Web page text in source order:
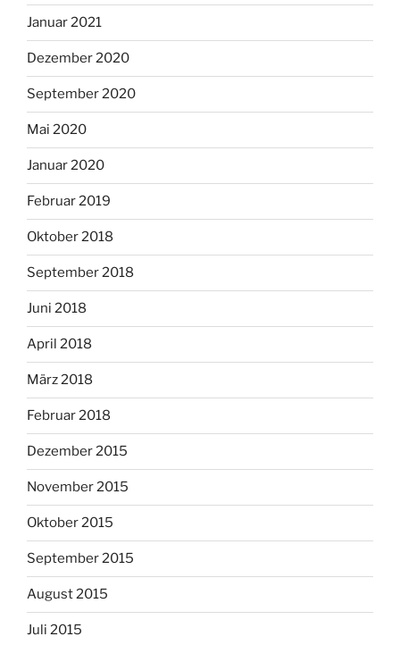
Januar 2021
Dezember 2020
September 2020
Mai 2020
Januar 2020
Februar 2019
Oktober 2018
September 2018
Juni 2018
April 2018
März 2018
Februar 2018
Dezember 2015
November 2015
Oktober 2015
September 2015
August 2015
Juli 2015